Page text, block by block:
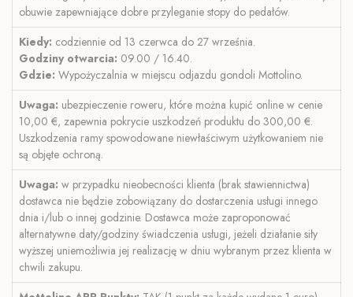
obuwie zapewniające dobre przyleganie stopy do pedałów.
Kiedy: codziennie od 13 czerwca do 27 września.
Godziny otwarcia: 09.00 / 16.40.
Gdzie: Wypożyczalnia w miejscu odjazdu gondoli Mottolino.
Uwaga: ubezpieczenie roweru, które można kupić online w cenie
10,00 €, zapewnia pokrycie uszkodzeń produktu do 300,00 €.
Uszkodzenia ramy spowodowane niewłaściwym użytkowaniem nie
są objęte ochroną.
Uwaga: w przypadku nieobecności klienta (brak stawiennictwa)
dostawca nie będzie zobowiązany do dostarczenia usługi innego
dnia i/lub o innej godzinie. Dostawca może zaproponować
alternatywne daty/godziny świadczenia usługi, jeżeli działanie siły
wyższej uniemożliwia jej realizację w dniu wybranym przez klienta w
chwili zakupu.